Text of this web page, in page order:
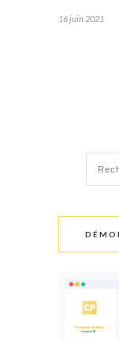
16 juin 2021